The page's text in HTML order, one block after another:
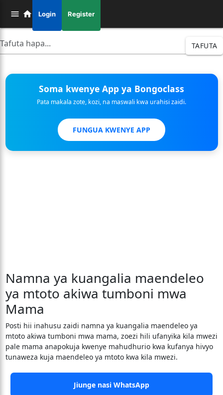
Login Register
TAFUTA
Soma kwenye App ya Bongoclass
Pata makala zote, kozi, na maswali kwa urahisi zaidi.
FUNGUA KWENYE APP
Namna ya kuangalia maendeleo
ya mtoto akiwa tumboni mwa
Mama
Posti hii inahusu zaidi namna ya kuangalia maendeleo ya
mtoto akiwa tumboni mwa mama, zoezi hili ufanyika kila mwezi
pale mama anapokuja kwenye mahudhurio kwa kufanya hivyo
tunaweza kuja maendeleo ya mtoto kwa kila mwezi.
Jiunge nasi WhatsApp